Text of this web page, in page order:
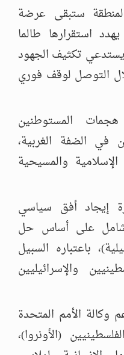
ستبقى عرضة
استقرارها طالما
تكثيف الجهود
التوصل لوقف فوري
المستوطنين
في الضفة الغربية،
والمسيحية
إيجاد أفق سياسي
على أساس حل
باعتباره السبيل
والإسرائيليين
الأمم المتحدة
(الأونروا)،